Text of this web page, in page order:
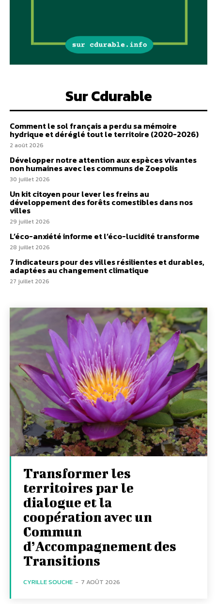
Sur Cdurable
Comment le sol français a perdu sa mémoire
hydrique et déréglé tout le territoire (2020-2026)
2 août 2026
Développer notre attention aux espèces vivantes
non humaines avec les communs de Zoepolis
30 juillet 2026
Un kit citoyen pour lever les freins au
développement des forêts comestibles dans nos
villes
29 juillet 2026
L’éco-anxiété informe et l’éco-lucidité transforme
28 juillet 2026
7 indicateurs pour des villes résilientes et durables,
adaptées au changement climatique
27 juillet 2026
Transformer les
territoires par le
dialogue et la
coopération avec un
Commun
d’Accompagnement des
Transitions
CYRILLE SOUCHE - 7 AOÛT 2026